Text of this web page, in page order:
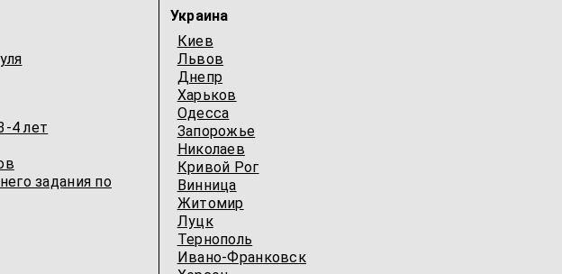
4 лет
задания по
Украина
Киев
Львов
Днепр
Харьков
Одесcа
Запорожье
Николаев
Кривой Рог
Винница
Житомир
Луцк
Тернополь
Ивано-Франковск